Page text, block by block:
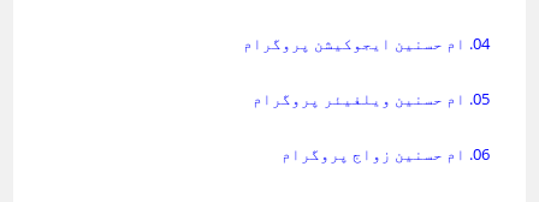
04. ام حسنین ایجوکیشن پروگرام
05. ام حسنین ویلفیئر پروگرام
06. ام حسنین زواج پروگرام